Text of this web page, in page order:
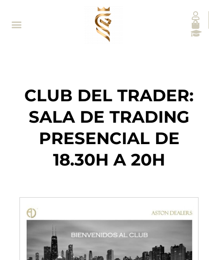
CLUB DEL TRADER:
SALA DE TRADING
PRESENCIAL DE
18.30H A 20H